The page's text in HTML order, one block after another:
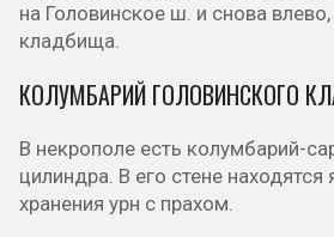
на Головинское ш. и снова
кладбища.
КОЛУМБАРИЙ ГОЛОВИНСКОГО
В некрополе есть колумбарий-
цилиндра. В его стене находятся
хранения урн с прахом.